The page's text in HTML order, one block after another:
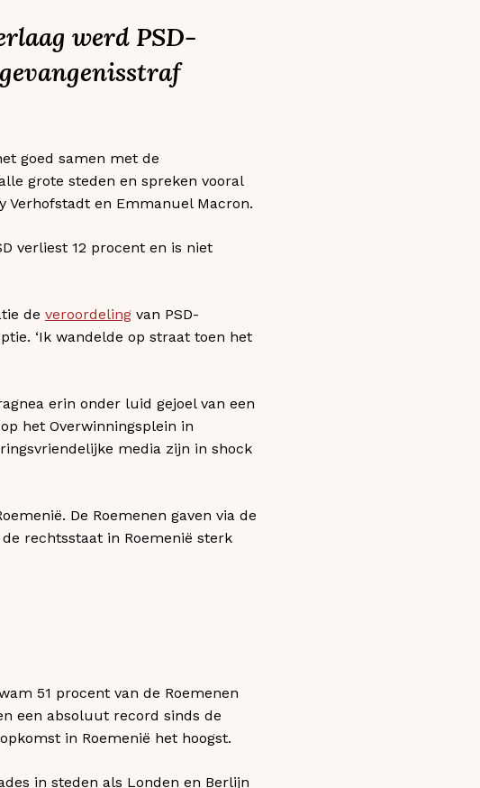
werd PSD-
goed samen met de
grote steden en spreken vooral
Verhofstadt en Emmanuel Macron.
verliest 12 procent en is niet
de veroordeling van PSD-
‘Ik wandelde op straat toen het
erin onder luid gejoel van een
het Overwinningsplein in
media zijn in shock
De Roemenen gaven via de
rechtsstaat in Roemenië sterk
51 procent van de Roemenen
een absoluut record sinds de
in Roemenië het hoogst.
in steden als Londen en Berlijn